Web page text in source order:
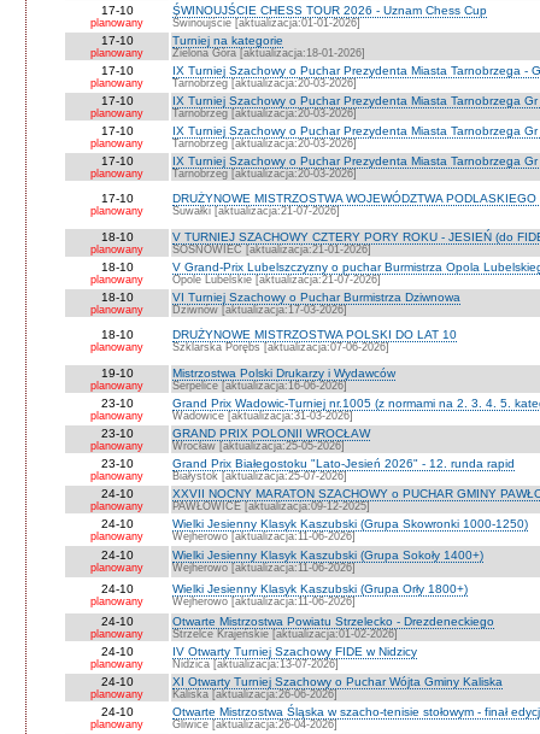
17-10
planowany
ŚWINOUJŚCIE CHESS TOUR 2026 - Uznam Chess Cup
Świnoujście [aktualizacja:01-01-2026]
17-10
planowany
Turniej na kategorie
Zielona Góra [aktualizacja:18-01-2026]
17-10
planowany
IX Turniej Szachowy o Puchar Prezydenta Miasta Tarnobrzega -
Tarnobrzeg [aktualizacja:20-03-2026]
17-10
planowany
IX Turniej Szachowy o Puchar Prezydenta Miasta Tarnobrzega
Tarnobrzeg [aktualizacja:20-03-2026]
17-10
planowany
IX Turniej Szachowy o Puchar Prezydenta Miasta Tarnobrzega
Tarnobrzeg [aktualizacja:20-03-2026]
17-10
planowany
IX Turniej Szachowy o Puchar Prezydenta Miasta Tarnobrzega Gr
Tarnobrzeg [aktualizacja:20-03-2026]
17-10
planowany
DRUŻYNOWE MISTRZOSTWA WOJEWÓDZTWA
Suwałki [aktualizacja:21-07-2026]
18-10
planowany
V TURNIEJ SZACHOWY CZTERY PORY ROKU - JESIEŃ (do
SOSNOWIEC [aktualizacja:21-01-2026]
18-10
planowany
V Grand-Prix Lubelszczyzny o puchar Burmistrza Opola
Opole Lubelskie [aktualizacja:21-07-2026]
18-10
planowany
VI Turniej Szachowy o Puchar Burmistrza Dziwnowa
Dziwnów [aktualizacja:17-03-2026]
18-10
planowany
DRUŻYNOWE MISTRZOSTWA POLSKI DO LAT 10
Szklarska Porębs [aktualizacja:07-06-2026]
19-10
planowany
Mistrzostwa Polski Drukarzy i Wydawców
Serpelice [aktualizacja:16-06-2026]
23-10
planowany
Grand Prix Wadowic-Turniej nr.1005 (z normami na 2. 3. 4. 5.
Wadowice [aktualizacja:31-03-2026]
23-10
planowany
GRAND PRIX POLONII WROCŁAW
Wrocław [aktualizacja:25-05-2026]
23-10
planowany
Grand Prix Białegostoku "Lato-Jesień 2026" - 12. runda rapid
Białystok [aktualizacja:25-07-2026]
24-10
planowany
XXVII NOCNY MARATON SZACHOWY o PUCHAR GMINY
PAWŁOWICE [aktualizacja:09-12-2025]
24-10
planowany
Wielki Jesienny Klasyk Kaszubski (Grupa Skowronki 1000-1250)
Wejherowo [aktualizacja:11-06-2026]
24-10
planowany
Wielki Jesienny Klasyk Kaszubski (Grupa Sokoły 1400+)
Wejherowo [aktualizacja:11-06-2026]
24-10
planowany
Wielki Jesienny Klasyk Kaszubski (Grupa Orły 1800+)
Wejherowo [aktualizacja:11-06-2026]
24-10
planowany
Otwarte Mistrzostwa Powiatu Strzelecko - Drezdeneckiego
Strzelce Krajeńskie [aktualizacja:01-02-2026]
24-10
planowany
IV Otwarty Turniej Szachowy FIDE w Nidzicy
Nidzica [aktualizacja:13-07-2026]
24-10
planowany
XI Otwarty Turniej Szachowy o Puchar Wójta Gminy Kaliska
Kaliska [aktualizacja:26-06-2026]
24-10
planowany
Otwarte Mistrzostwa Śląska w szacho-tenisie stołowym - finał
Gliwice [aktualizacja:26-04-2026]